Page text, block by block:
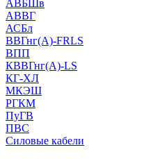
АВБШв
АВВГ
АСБл
ВВГнг(А)-FRLS
ВПП
КВВГнг(А)-LS
КГ-ХЛ
МКЭШ
РГКМ
ПуГВ
ПВС
Силовые кабели